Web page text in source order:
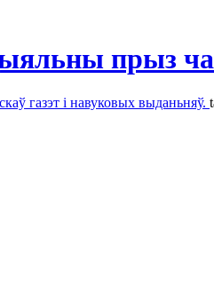
прыз
газэт і навуковых выданьняў.